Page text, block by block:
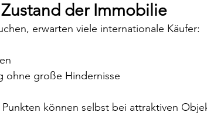
der Immobilie
erwarten viele internationale Käufer:
ohne große Hindernisse
können selbst bei attraktiven